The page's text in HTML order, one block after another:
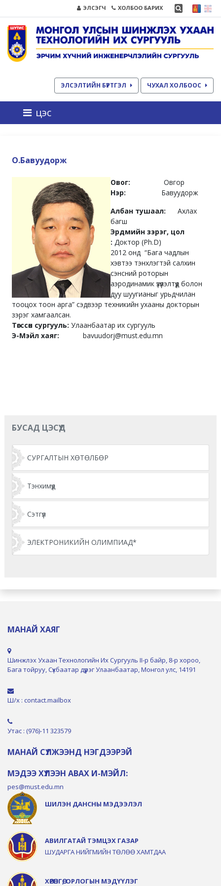
ЭЛСЭГЧ ХОЛБОО БАРИХ
ЭЛСЭЛТИЙН БҮРТГЭЛ ЧУХАЛ ХОЛБООС
цэс
О.Бавуудорж
Овог:
Овгор
Нэр:
Бавуудорж
Албан тушаал:
Ахлах
багш
Эрдмийн зэрэг, цол
: Доктор (Ph.D)
2012 онд “Бага чадлын
хэвтээ тэнхлэгтэй салхин
сэнсний роторын
аэродинамик үзүүлэлтүүд болон
дуу шуугианыг урьдчилан
тооцох тоон арга” сэдвээр техникийн ухааны докторын
зэрэг хамгаалсан.
Төгссөн сургууль: Улаанбаатар их сургууль
Э-Мэйл хаяг:
bavuudorj@must.edu.mn
БУСАД ЦЭСҮҮД
СУРГАЛТЫН ХӨТӨЛБӨР
Тэнхимүүд
Сэтгүүл
ЭЛЕКТРОНИКИЙН ОЛИМПИАД*
МАНАЙ ХАЯГ
Шинжлэх Ухаан Технологийн Их Сургууль II-р байр, 8-р хороо,
Бага тойруу, Сүхбаатар дүүрэг Улаанбаатар, Монгол улс, 14191
Ш/х : contact.mailbox
Утас : (976)-11 323579
МАНАЙ СҮЛЖЭЭНД НЭГДЭЭРЭЙ
МЭДЭЭ ХҮЛЭЭН АВАХ И-МЭЙЛ:
pes@must.edu.mn
ШИЛЭН ДАНСНЫ МЭДЭЭЛЭЛ
АВИЛГАТАЙ ТЭМЦЭХ ГАЗАР
ШУДАРГА НИЙГМИЙН ТӨЛӨӨ ХАМТДАА
ХӨРӨНГӨ, ОРЛОГЫН МЭДҮҮЛЭГ